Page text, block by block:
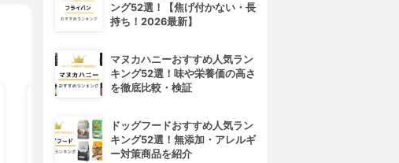
ング52選！【焦げ付かない・長
持ち！2026最新】
マヌカハニーおすすめ人気ラン
キング52選！味や栄養価の高さ
を徹底比較・検証
ドッグフードおすすめ人気ラン
キング52選！無添加・アレルギ
ー対策商品を紹介